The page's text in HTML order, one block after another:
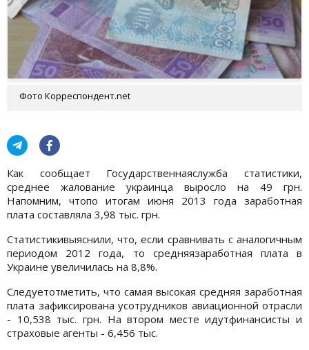
Фото Корреспондент.net
Как сообщает Государственнаяслужба статистики,
среднее жалование украинца выросло на 49 грн.
Напомним, чтопо итогам июня 2013 года заработная
плата составляла 3,98 тыс. грн.
Статистикивыяснили, что, если сравнивать с аналогичным
периодом 2012 года, то средняязаработная плата в
Украине увеличилась на 8,8%.
Следуетотметить, что самая высокая средняя заработная
плата зафиксирована усотрудников авиационной отрасли
- 10,538 тыс. грн. На втором месте идутфинансисты и
страховые агенты - 6,456 тыс.